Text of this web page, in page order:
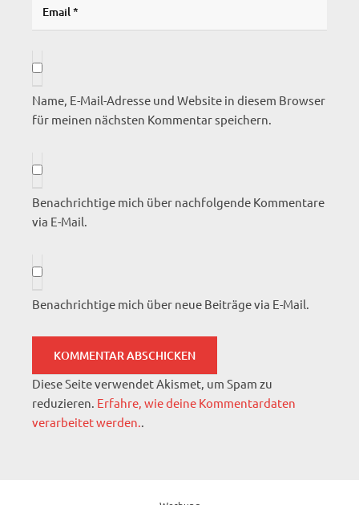
Name, E-Mail-Adresse und Website in diesem Browser
für meinen nächsten Kommentar speichern.
Benachrichtige mich über nachfolgende Kommentare
via E-Mail.
Benachrichtige mich über neue Beiträge via E-Mail.
Diese Seite verwendet Akismet, um Spam zu
reduzieren. Erfahre, wie deine Kommentardaten
verarbeitet werden..